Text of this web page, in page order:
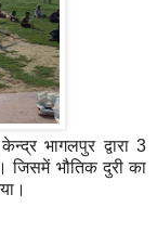
भागलपुर द्वारा 3
जिसमें भौतिक दुरी का